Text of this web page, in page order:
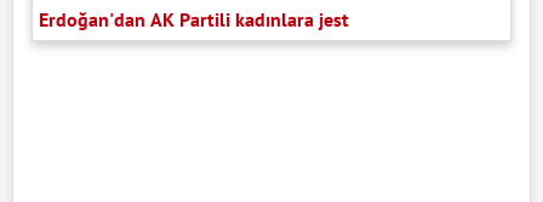
Erdoğan'dan AK Partili kadınlara jest